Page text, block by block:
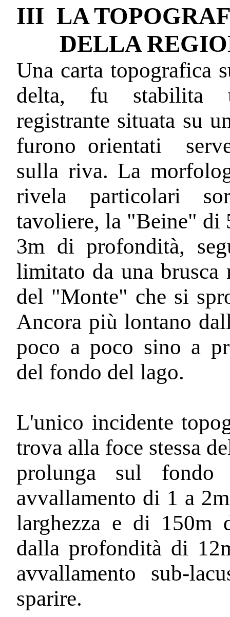
III LA
DELLA
Una carta topografica
delta, fu stabilita
registrante situata su
furono orientati
sulla riva. La
rivela particolari
tavoliere, la "Beine" di
3m di profondità,
limitato da una
del "Monte" che si
Ancora più lontano
poco a poco sino a
del fondo del lago.
L'unico incidente
trova alla foce stessa
prolunga sul
avvallamento di 1 a
larghezza e di 150m
dalla profondità di
avvallamento sub-
sparire.